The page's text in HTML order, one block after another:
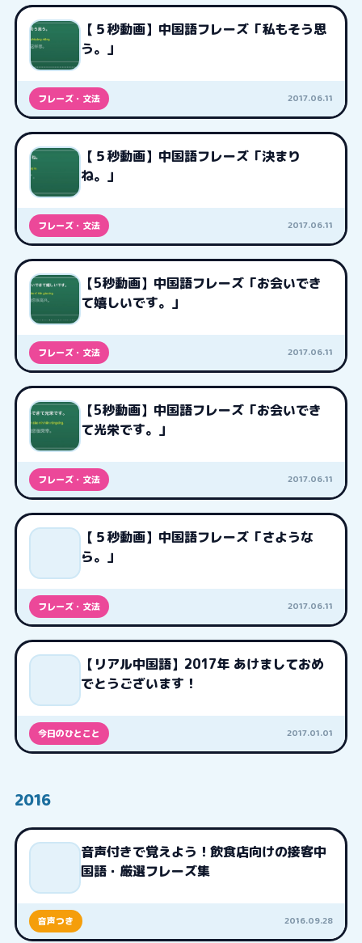
【５秒動画】中国語フレーズ「私もそう思
う。」
フレーズ・文法 2017.06.11
【５秒動画】中国語フレーズ「決まり
ね。」
フレーズ・文法 2017.06.11
【5秒動画】中国語フレーズ「お会いでき
て嬉しいです。」
フレーズ・文法 2017.06.11
【5秒動画】中国語フレーズ「お会いでき
て光栄です。」
フレーズ・文法 2017.06.11
【５秒動画】中国語フレーズ「さような
ら。」
フレーズ・文法 2017.06.11
【リアル中国語】2017年 あけましておめ
でとうございます！
今日のひとこと 2017.01.01
2016
音声付きで覚えよう！飲食店向けの接客中
国語・厳選フレーズ集
音声つき 2016.09.28